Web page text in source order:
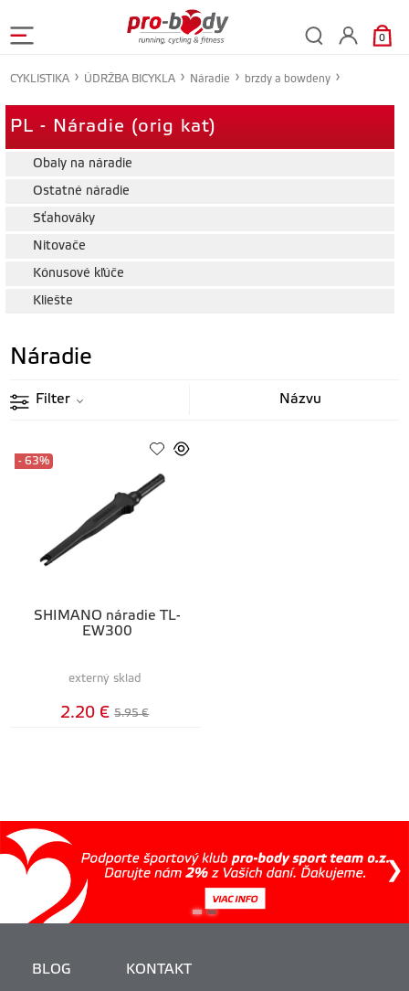
0
PL - Náradie (orig kat)
Obaly na náradie
Ostatné náradie
Sťahováky
Nitovače
Kónusové kľúče
Kliešte
CYKLISTIKA ÚDRŽBA BICYKLA Náradie brzdy a bowdeny
Náradie
Filter
SHIMANO náradie TL-
EW300
- 63%
externý sklad
2.20 € 5.95 €
BLOG KONTAKT